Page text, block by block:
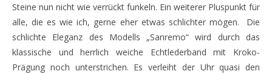
Steine nun nicht wie verrückt funkeln. Ein weiterer Pluspunkt für
alle, die es wie ich, gerne eher etwas schlichter mögen. Die
schlichte Eleganz des Modells „Sanremo“ wird durch das
klassische und herrlich weiche Echtlederband mit Kroko-
Prägung noch unterstrichen. Es verleiht der Uhr quasi den